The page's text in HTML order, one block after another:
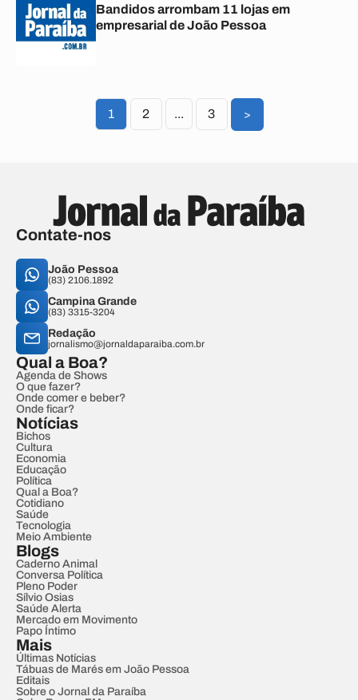
Bandidos arrombam 11 lojas em
empresarial de João Pessoa
1 2 ... 3 >
Contate-nos
João Pessoa
(83) 2106.1892
Campina Grande
(83) 3315-3204
Redação
jornalismo@jornaldaparaiba.com.br
Qual a Boa?
Agenda de Shows
O que fazer?
Onde comer e beber?
Onde ficar?
Notícias
Bichos
Cultura
Economia
Educação
Política
Qual a Boa?
Cotidiano
Saúde
Tecnologia
Meio Ambiente
Blogs
Caderno Animal
Conversa Política
Pleno Poder
Sílvio Osias
Saúde Alerta
Mercado em Movimento
Papo Íntimo
Mais
Últimas Notícias
Tábuas de Marés em João Pessoa
Editais
Sobre o Jornal da Paraíba